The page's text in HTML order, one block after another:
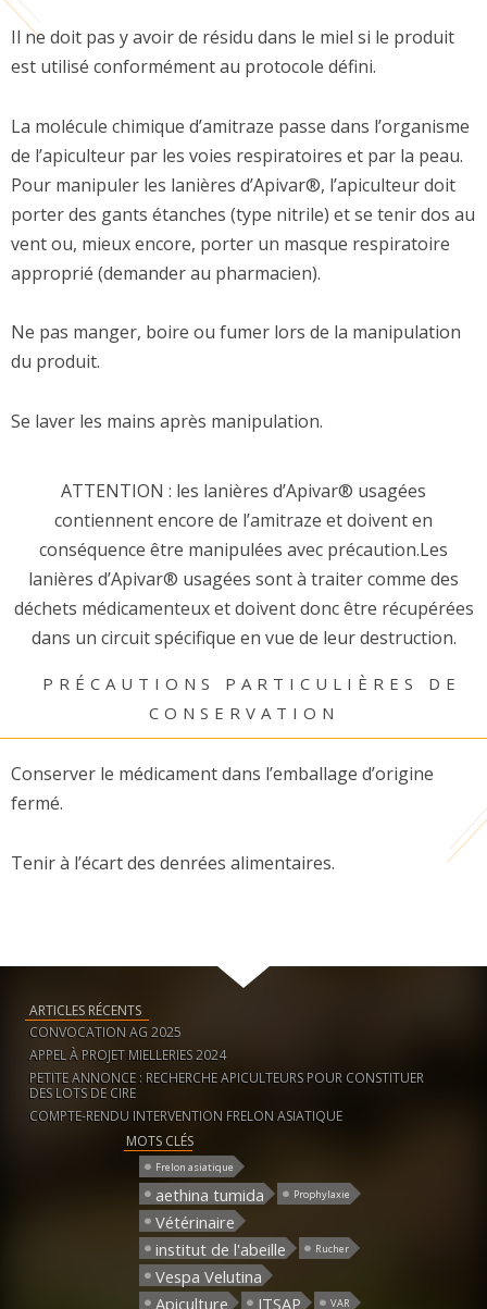
Il ne doit pas y avoir de résidu dans le miel si le produit
est utilisé conformément au protocole défini.
La molécule chimique d’amitraze passe dans l’organisme
de l’apiculteur par les voies respiratoires et par la peau.
Pour manipuler les lanières d’Apivar®, l’apiculteur doit
porter des gants étanches (type nitrile) et se tenir dos au
vent ou, mieux encore, porter un masque respiratoire
approprié (demander au pharmacien).
Ne pas manger, boire ou fumer lors de la manipulation
du produit.
Se laver les mains après manipulation.
ATTENTION : les lanières d’Apivar® usagées
contiennent encore de l’amitraze et doivent en
conséquence être manipulées avec précaution.Les
lanières d’Apivar® usagées sont à traiter comme des
déchets médicamenteux et doivent donc être récupérées
dans un circuit spécifique en vue de leur destruction.
PRÉCAUTIONS PARTICULIÈRES DE
CONSERVATION
Conserver le médicament dans l’emballage d’origine
fermé.
Tenir à l’écart des denrées alimentaires.
ARTICLES RÉCENTS
CONVOCATION AG 2025
APPEL À PROJET MIELLERIES 2024
PETITE ANNONCE : RECHERCHE APICULTEURS POUR CONSTITUER
DES LOTS DE CIRE
COMPTE-RENDU INTERVENTION FRELON ASIATIQUE
MOTS CLÉS
Frelon asiatique
aethina tumida Prophylaxie
Vétérinaire
institut de l'abeille
Rucher
Vespa Velutina
Apiculture
ITSAP VAR